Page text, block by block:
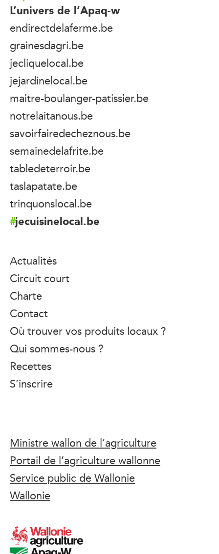
L’univers de l’Apaq-w
endirectdelaferme.be
grainesdagri.be
jecliquelocal.be
jejardinelocal.be
maitre-boulanger-patissier.be
notrelaitanous.be
savoirfairedecheznous.be
semainedelafrite.be
tabledeterroir.be
taslapatate.be
trinquonslocal.be
jecuisinelocal.be
Actualités
Circuit court
Charte
Contact
Où trouver vos produits locaux ?
Qui sommes-nous ?
Recettes
S’inscrire
Ministre wallon de l’agriculture
Portail de l’agriculture wallonne
Service public de Wallonie
Wallonie